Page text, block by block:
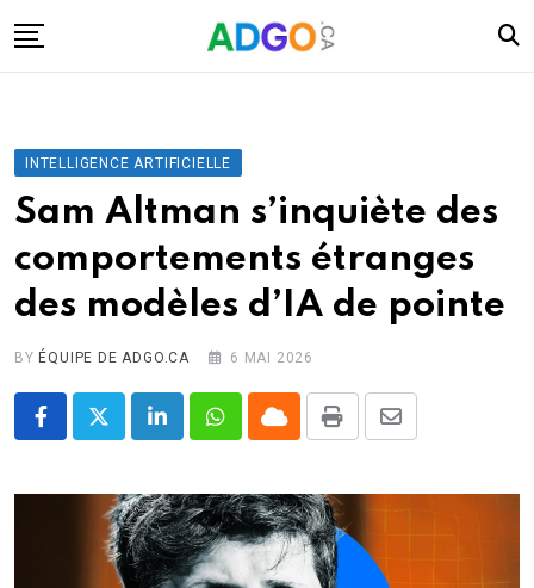
to
Santé
Énergie
Robots
Tech.
Militaire
Sciences
Culture
INTELLIGENCE ARTIFICIELLE
Sam Altman s’inquiète des
comportements étranges
des modèles d’IA de pointe
BYÉQUIPE DE ADGO.CA 6 MAI 2026
LinkedInWhatsappCloudPrint
Share
Email